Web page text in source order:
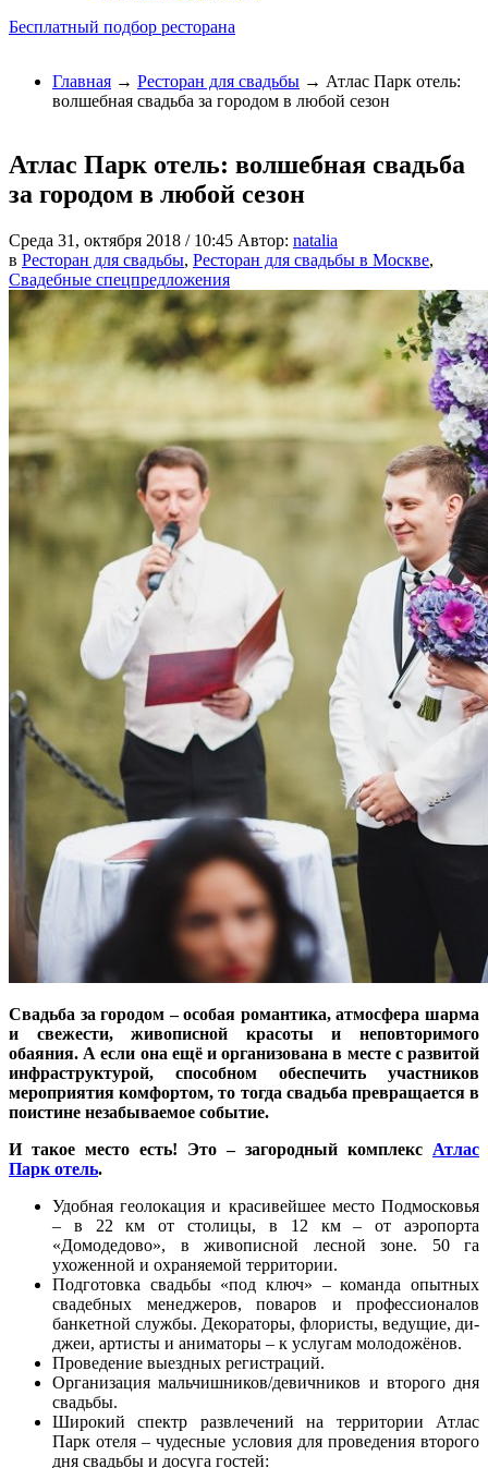
Бесплатный подбор ресторана
Главная → Ресторан для свадьбы → Атлас Парк отель:
волшебная свадьба за городом в любой сезон
Атлас Парк отель: волшебная свадьба
за городом в любой сезон
Среда 31, октября 2018 / 10:45 Автор: natalia
в Ресторан для свадьбы, Ресторан для свадьбы в Москве,
Свадебные спецпредложения
Свадьба за городом – особая романтика, атмосфера шарма
и свежести, живописной красоты и неповторимого
обаяния. А если она ещё и организована в месте с развитой
инфраструктурой, способном обеспечить участников
мероприятия комфортом, то тогда свадьба превращается в
поистине незабываемое событие.
И такое место есть! Это – загородный комплекс Атлас
Парк отель.
Удобная геолокация и красивейшее место Подмосковья
– в 22 км от столицы, в 12 км – от аэропорта
«Домодедово», в живописной лесной зоне. 50 га
ухоженной и охраняемой территории.
Подготовка свадьбы «под ключ» – команда опытных
свадебных менеджеров, поваров и профессионалов
банкетной службы. Декораторы, флористы, ведущие, ди-
джеи, артисты и аниматоры – к услугам молодожёнов.
Проведение выездных регистраций.
Организация мальчишников/девичников и второго дня
свадьбы.
Широкий спектр развлечений на территории Атлас
Парк отеля – чудесные условия для проведения второго
дня свадьбы и досуга гостей: